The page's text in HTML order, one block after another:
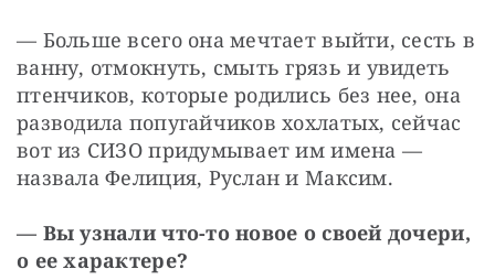
— Больше всего она мечтает выйти, сесть в
ванну, отмокнуть, смыть грязь и увидеть
птенчиков, которые родились без нее, она
разводила попугайчиков хохлатых, сейчас
вот из СИЗО придумывает им имена —
назвала Фелиция, Руслан и Максим.
— Вы узнали что-то новое о своей дочери,
о ее характере?